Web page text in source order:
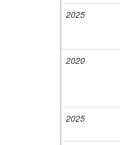
2025
2020
2025